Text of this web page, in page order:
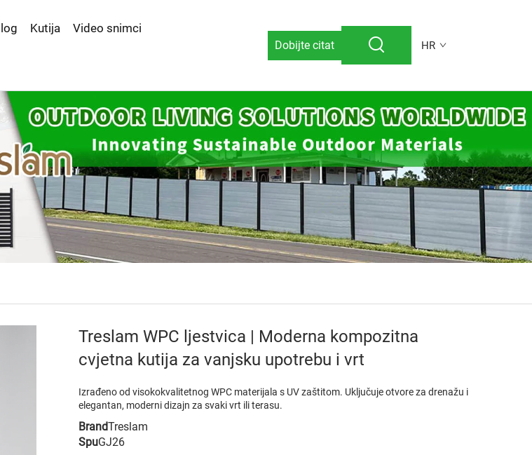
Kutija Video snimci
Dobijte citat HR
Treslam WPC ljestvica | Moderna kompozitna
cvjetna kutija za vanjsku upotrebu i vrt
Izrađeno od visokokvalitetnog WPC materijala s UV zaštitom. Uključuje otvore za drenažu i
elegantan, moderni dizajn za svaki vrt ili terasu.
BrandTreslam
SpuGJ26